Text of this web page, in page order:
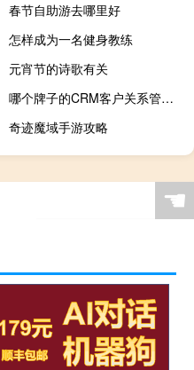
春节自助游去哪里好
怎样成为一名健身教练
元宵节的诗歌有关
哪个牌子的CRM客户关系管理系统好
奇迹魔域手游攻略
☚